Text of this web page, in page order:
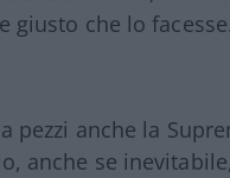
giusto che lo facesse.
pezzi anche la
anche se